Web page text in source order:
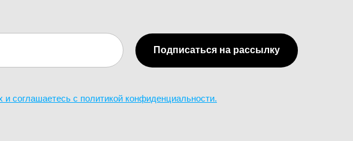
Подписаться на рассылку
соглашаетесь c политикой конфиденциальности.